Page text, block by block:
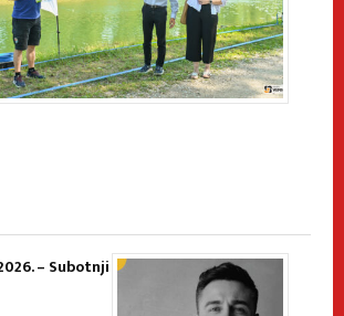
– Subotnji